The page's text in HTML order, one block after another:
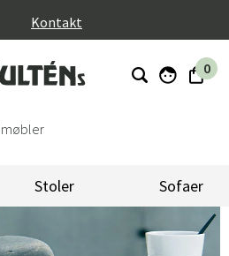
Kontakt
0
Stoler Sofaer